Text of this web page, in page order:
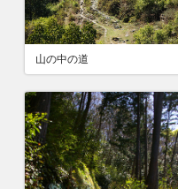
山の中の道